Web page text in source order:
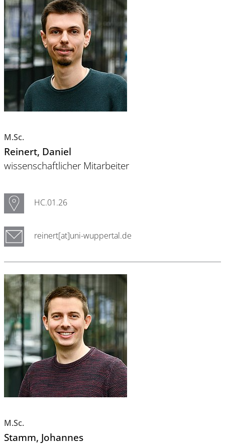
M.Sc.
Reinert, Daniel
wissenschaftlicher Mitarbeiter
HC.01.26
reinert[at]uni-wuppertal.de
M.Sc.
Stamm, Johannes